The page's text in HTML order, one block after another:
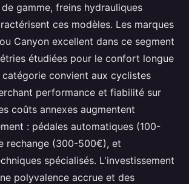
gamme, freins hydrauliques
ces modèles. Les marques
Canyon excellent dans ce segment
étudiées pour le confort longue
convient aux cyclistes
performance et fiabilité sur
coûts annexes augmentent
: pédales automatiques (100-
rechange (300-500€), et
spécialisés. L'investissement
polyvalence accrue et des